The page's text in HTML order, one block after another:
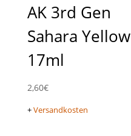
AK 3rd Gen
Sahara Yellow
17ml
2,60€
+Versandkosten